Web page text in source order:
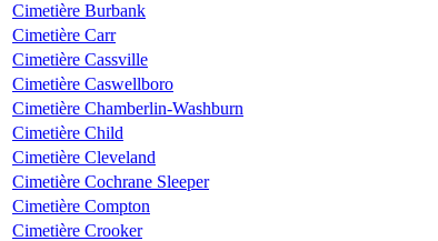
Cimetière Burbank
Cimetière Carr
Cimetière Cassville
Cimetière Caswellboro
Cimetière Chamberlin-Washburn
Cimetière Child
Cimetière Cleveland
Cimetière Cochrane Sleeper
Cimetière Compton
Cimetière Crooker